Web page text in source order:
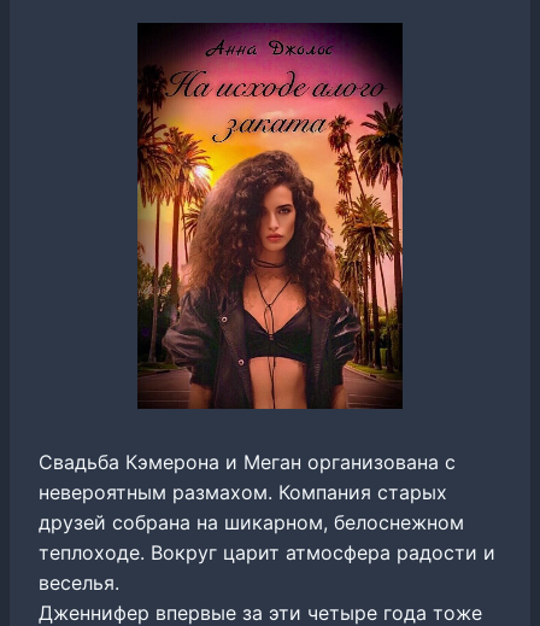
Свадьба Кэмерона и Меган организована с
невероятным размахом. Компания старых
друзей собрана на шикарном, белоснежном
теплоходе. Вокруг царит атмосфера радости и
веселья.
Дженнифер впервые за эти четыре года тоже